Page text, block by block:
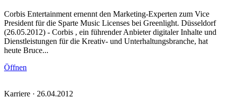
Corbis Entertainment ernennt den Marketing-Experten zum Vice
President für die Sparte Music Licenses bei Greenlight. Düsseldorf
(26.05.2012) - Corbis , ein führender Anbieter digitaler Inhalte und
Dienstleistungen für die Kreativ- und Unterhaltungsbranche, hat
heute Bruce...
Öffnen
Karriere · 26.04.2012